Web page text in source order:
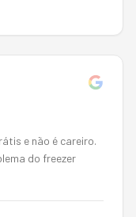
e não é careiro.
do freezer